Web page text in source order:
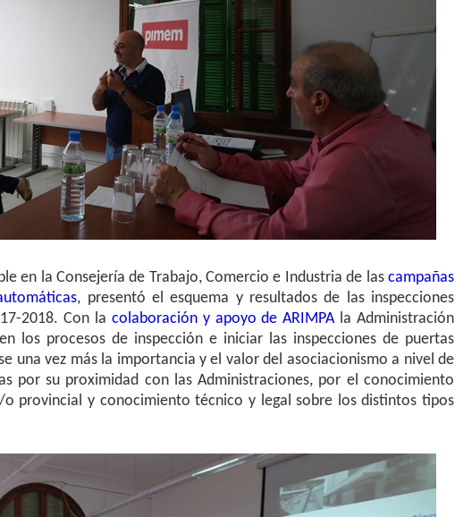
en la Consejería de Trabajo, Comercio e Industria de lascampañas
, presentó el esquema y resultados de las inspecciones
2018. Con la colaboración y apoyo de ARIMPAla Administración
los procesos de inspección e iniciar las inspecciones de puertas
una vez más la importancia y el valor del asociacionismo a nivel de
por su proximidad con las Administraciones, por el conocimiento
provincial y conocimiento técnico y legal sobre los distintos tipos